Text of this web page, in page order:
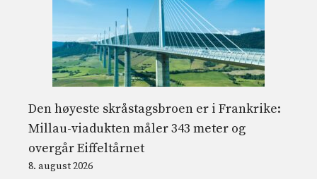
Den høyeste skråstagsbroen er i Frankrike:
Millau-viadukten måler 343 meter og
overgår Eiffeltårnet
8. august 2026